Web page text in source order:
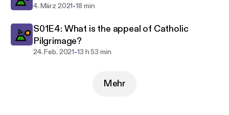
4. März 2021-18 min
S01E4: What is the appeal of Catholic
Pilgrimage?
24. Feb. 2021-13 h 53 min
Mehr